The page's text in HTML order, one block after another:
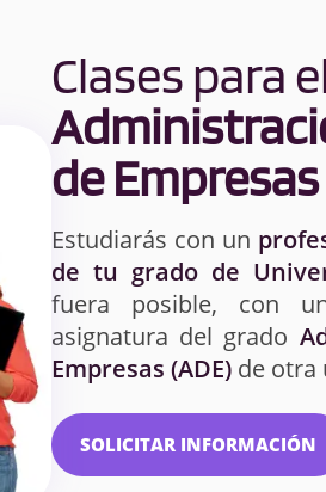
Clases para
de Empresas
Estudiarás con un
de tu grado de
fuera posible, con
asignatura del grado
Empresas (ADE) de otra
SOLICITAR INFORMACIÓN